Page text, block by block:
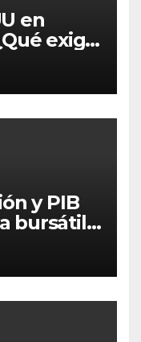
en
exige
y PIB
bursátil